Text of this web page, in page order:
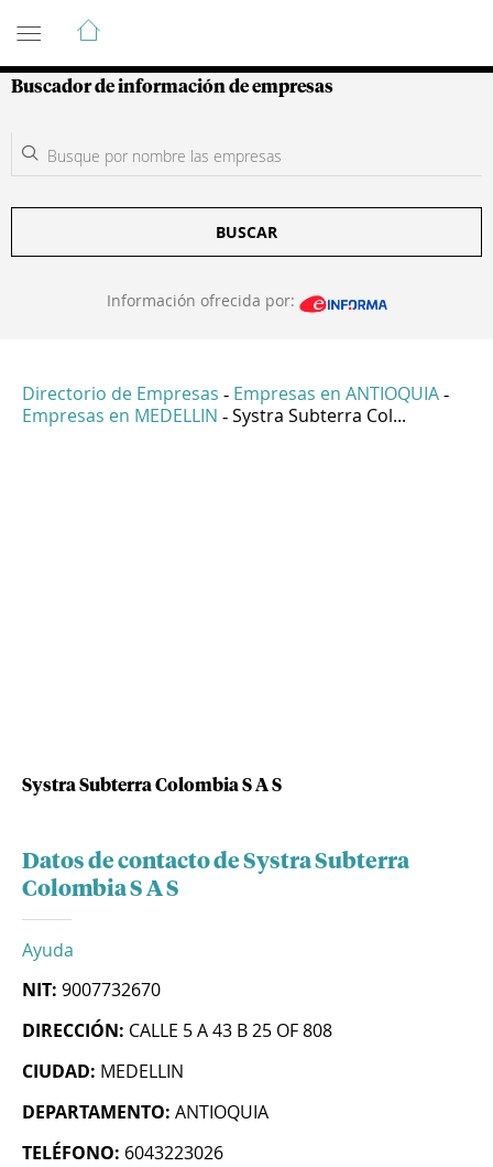
Guía de Empresas Colombianas
Buscador de información de empresas
BUSCAR
Información ofrecida por:
Directorio de Empresas - Empresas en ANTIOQUIA -
Empresas en MEDELLIN - Systra Subterra Col...
Systra Subterra Colombia S A S
Datos de contacto de Systra Subterra
Colombia S A S
Ayuda
NIT: 9007732670
DIRECCIÓN: CALLE 5 A 43 B 25 OF 808
CIUDAD: MEDELLIN
DEPARTAMENTO: ANTIOQUIA
TELÉFONO: 6043223026